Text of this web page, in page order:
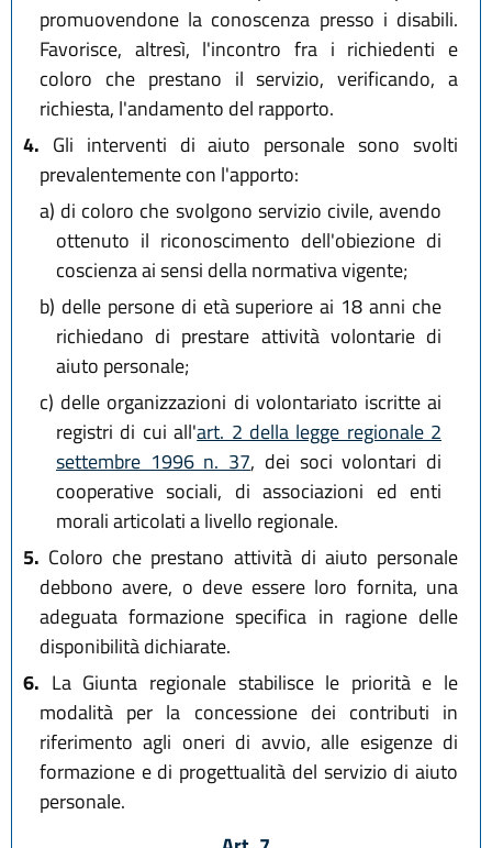
promuovendone la conoscenza presso i disabili.
Favorisce, altresì, l'incontro fra i richiedenti e
coloro che prestano il servizio, verificando, a
richiesta, l'andamento del rapporto.
4. Gli interventi di aiuto personale sono svolti
prevalentemente con l'apporto:
a) di coloro che svolgono servizio civile, avendo
ottenuto il riconoscimento dell'obiezione di
coscienza ai sensi della normativa vigente;
b) delle persone di età superiore ai 18 anni che
richiedano di prestare attività volontarie di
aiuto personale;
c) delle organizzazioni di volontariato iscritte ai
registri di cui all'art. 2 della legge regionale 2
settembre 1996 n. 37, dei soci volontari di
cooperative sociali, di associazioni ed enti
morali articolati a livello regionale.
5. Coloro che prestano attività di aiuto personale
debbono avere, o deve essere loro fornita, una
adeguata formazione specifica in ragione delle
disponibilità dichiarate.
6. La Giunta regionale stabilisce le priorità e le
modalità per la concessione dei contributi in
riferimento agli oneri di avvio, alle esigenze di
formazione e di progettualità del servizio di aiuto
personale.